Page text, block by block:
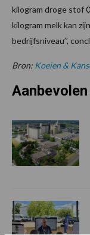
kilogram droge stof
kilogram melk kan
bedrijfsniveau’’,
Bron: Koeien &